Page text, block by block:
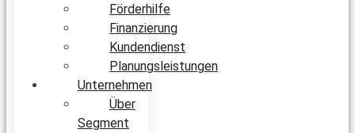
Förderhilfe
Finanzierung
Kundendienst
Planungsleistungen
Unternehmen
Über
Segment